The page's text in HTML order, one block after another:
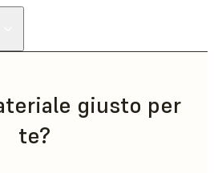
giusto per
te?